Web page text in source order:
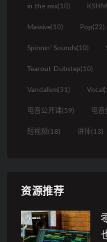
in the mix(10)
Massive(10) Pop(22)
Spinnin' Sounds(10)
Tearout Dubstep(10)
Vandalism(31) Vocal
电音公开课(59) 电音
短视频 (18) 讲师(13)
资源推荐